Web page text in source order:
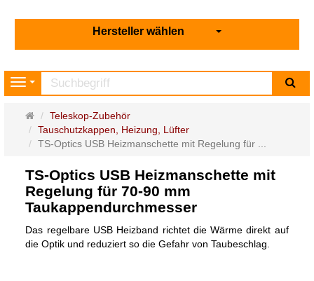
Hersteller wählen
Navigation
Startseite
Teleskop-Zubehör
Tauschutzkappen, Heizung, Lüfter
TS-Optics USB Heizmanschette mit Regelung für ...
TS-Optics USB Heizmanschette mit
Regelung für 70-90 mm
Taukappendurchmesser
Das regelbare USB Heizband richtet die Wärme direkt auf
die Optik und reduziert so die Gefahr von Taubeschlag.